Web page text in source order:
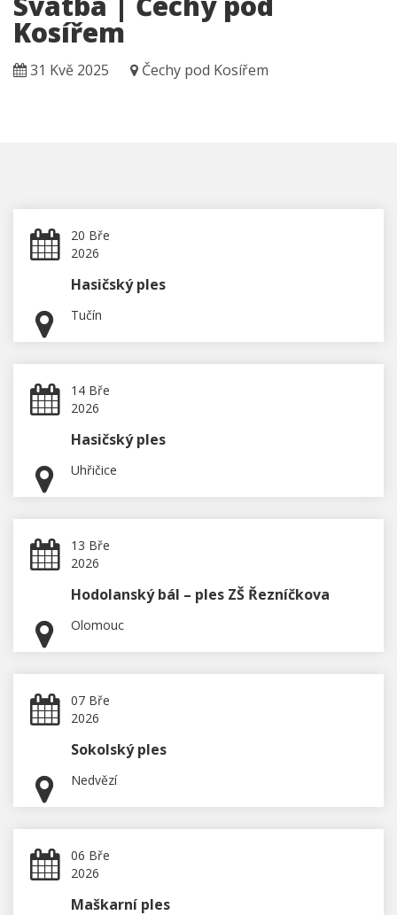
Kosířem
31 Kvě 2025 Čechy pod Kosířem
20 Bře
2026
Hasičský ples
Tučín
14 Bře
2026
Hasičský ples
Uhřičice
13 Bře
2026
Hodolanský bál – ples ZŠ Řezníčkova
Olomouc
07 Bře
2026
Sokolský ples
Nedvězí
06 Bře
2026
Maškarní ples